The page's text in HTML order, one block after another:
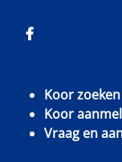
Koor zoeken
Koor
Vraag en